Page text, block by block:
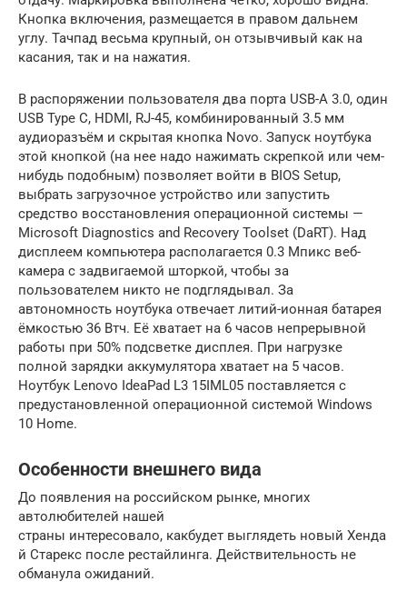
Кнопка включения, размещается в правом дальнем
углу. Тачпад весьма крупный, он отзывчивый как на
касания, так и на нажатия.
В распоряжении пользователя два порта USB-A 3.0, один
USB Type C, HDMI, RJ-45, комбинированный 3.5 мм
аудиоразъём и скрытая кнопка Novo. Запуск ноутбука
этой кнопкой (на нее надо нажимать скрепкой или чем-
нибудь подобным) позволяет войти в BIOS Setup,
выбрать загрузочное устройство или запустить
средство восстановления операционной системы —
Microsoft Diagnostics and Recovery Toolset (DaRT). Над
дисплеем компьютера располагается 0.3 Мпикс веб-
камера с задвигаемой шторкой, чтобы за
пользователем никто не подглядывал. За
автономность ноутбука отвечает литий-ионная батарея
ёмкостью 36 Втч. Её хватает на 6 часов непрерывной
работы при 50% подсветке дисплея. При нагрузке
полной зарядки аккумулятора хватает на 5 часов.
Ноутбук Lenovo IdeaPad L3 15IML05 поставляется с
предустановленной операционной системой Windows
10 Home.
Особенности внешнего вида
До появления на российском рынке, многих
автолюбителей нашей
страны интересовало, какбудет выглядеть новый Хенда
й Старекс после рестайлинга. Действительность не
обманула ожиданий.